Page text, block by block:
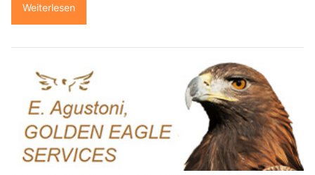
Weiterlesen